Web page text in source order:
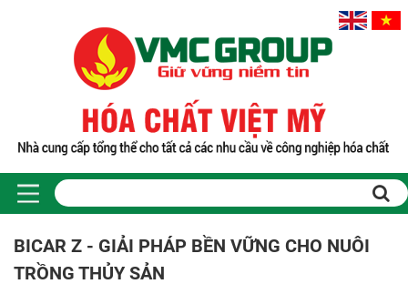
Sản phẩm
PHỤ GIA THỰC PHẨM
Tinh bột biến tính
BICAR Z - GIẢI PHÁP BỀN VỮNG CHO NUÔI
TRỒNG THỦY SẢN